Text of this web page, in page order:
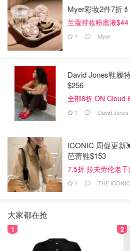
Myer彩妆2件7折
兰蔻持妆粉底液$44
1 Myer
David Jones鞋履
$256
全部8折 ON Cloud
1 David Jones
ICONIC 周促更新
芭蕾鞋$153
7.5折 拉夫劳伦老
1 THE ICONIC
大家都在抢
1 2